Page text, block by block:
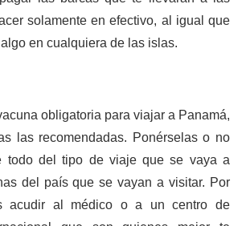
solamente en efectivo, al igual que
en cualquiera de las islas.
obligatoria para viajar a Panamá,
las recomendadas. Ponérselas o no
todo del tipo de viaje que se vaya a
del país que se vayan a visitar. Por
acudir al médico o a un centro de